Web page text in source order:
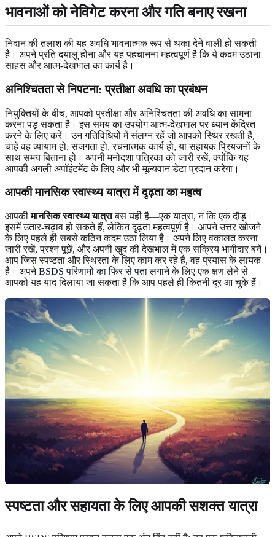
भावनाओं को नेविगेट करना और गति बनाए रखना
निदान की तलाश की यह अवधि भावनात्मक रूप से थका देने वाली हो सकती
है। अपने प्रति दयालु होना और यह पहचानना महत्वपूर्ण है कि ये कदम उठाना
साहस और आत्म-देखभाल का कार्य है।
अनिश्चितता से निपटना: प्रतीक्षा अवधि का प्रबंधन
नियुक्तियों के बीच, आपको प्रतीक्षा और अनिश्चितता की अवधि का सामना
करना पड़ सकता है। इस समय का उपयोग आत्म-देखभाल पर ध्यान केंद्रित
करने के लिए करें। उन गतिविधियों में संलग्न रहें जो आपको स्थिर रखती हैं,
चाहे वह व्यायाम हो, सजगता हो, रचनात्मक कार्य हो, या सहायक प्रियजनों के
साथ समय बिताना हो। अपनी मनोदशा पत्रिका को जारी रखें, क्योंकि यह
आपकी अगली अपॉइंटमेंट के लिए और भी मूल्यवान डेटा प्रदान करेगा।
आपकी मानसिक स्वास्थ्य यात्रा में दृढ़ता का महत्व
आपकीमानसिक स्वास्थ्य यात्राबस यही है—एक यात्रा, न कि एक दौड़।
इसमें उतार-चढ़ाव हो सकते हैं, लेकिन दृढ़ता महत्वपूर्ण है। आपने उत्तर खोजने
के लिए पहले ही सबसे कठिन कदम उठा लिया है। अपने लिए वकालत करना
जारी रखें, प्रश्न पूछें, और अपनी खुद की देखभाल में एक सक्रिय भागीदार बनें।
आप जिस स्पष्टता और स्थिरता के लिए काम कर रहे हैं, वह प्रयास के लायक
है। अपनेBSDS परिणामों का फिर से पता लगानेके लिए एक क्षण लेने से
आपको यह याद दिलाया जा सकता है कि आप पहले ही कितनी दूर आ चुके हैं।
स्पष्टता और सहायता के लिए आपकी सशक्त यात्रा